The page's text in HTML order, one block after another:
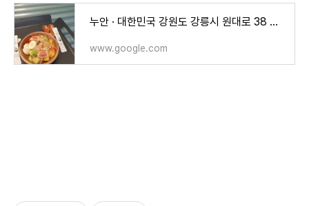
누안 · 대한민국 강원도 강릉시 원대로 38 나동 2호
www.google.com